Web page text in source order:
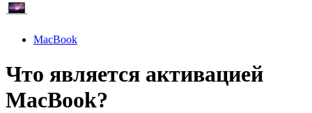
MacBook
Что является активацией
MacBook?